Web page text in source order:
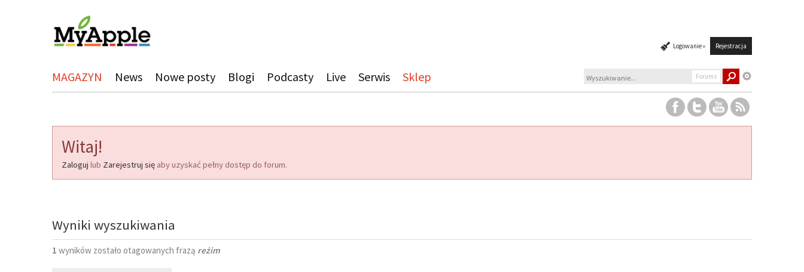
Logowanie » Rejestracja
MAGAZYN News Nowe posty Blogi Podcasty Live Serwis Sklep Forums
Witaj!
Zaloguj lub Zarejestruj się aby uzyskać pełny dostęp do forum.
Wyniki wyszukiwania
1 wyników zostało otagowanych frazą reżim